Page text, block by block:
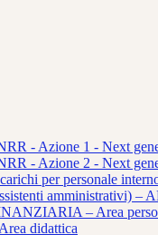
- Azione 1 - Next
- Azione 2 - Next
per personale
amministrativi) –
– Area
didattica